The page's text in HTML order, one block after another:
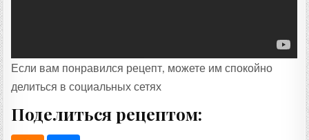
Если вам понравился рецепт, можете им спокойно
делиться в социальных сетях
Поделиться рецептом: